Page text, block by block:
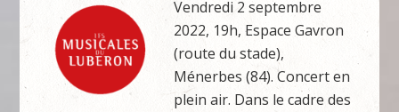
Vendredi 2 septembre
2022, 19h, Espace Gavron
(route du stade),
Ménerbes (84). Concert en
plein air. Dans le cadre des